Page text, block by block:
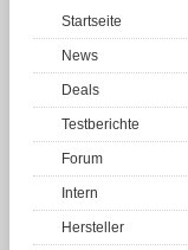
Startseite
News
Deals
Testberichte
Forum
Intern
Hersteller